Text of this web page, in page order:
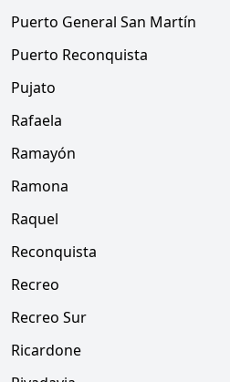
Puerto General San Martín
Puerto Reconquista
Pujato
Rafaela
Ramayón
Ramona
Raquel
Reconquista
Recreo
Recreo Sur
Ricardone